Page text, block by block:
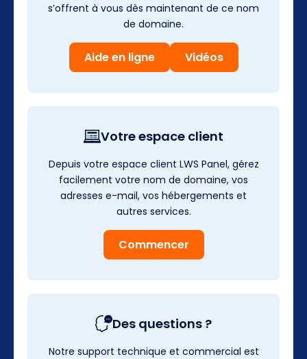
s’offrent à vous dès maintenant de ce nom
de domaine.
Aide en ligne Vidéos
Votre espace client
Depuis votre espace client LWS Panel, gérez
facilement votre nom de domaine, vos
adresses e-mail, vos hébergements et
autres services.
Commencer
Des questions ?
Notre support technique et commercial est